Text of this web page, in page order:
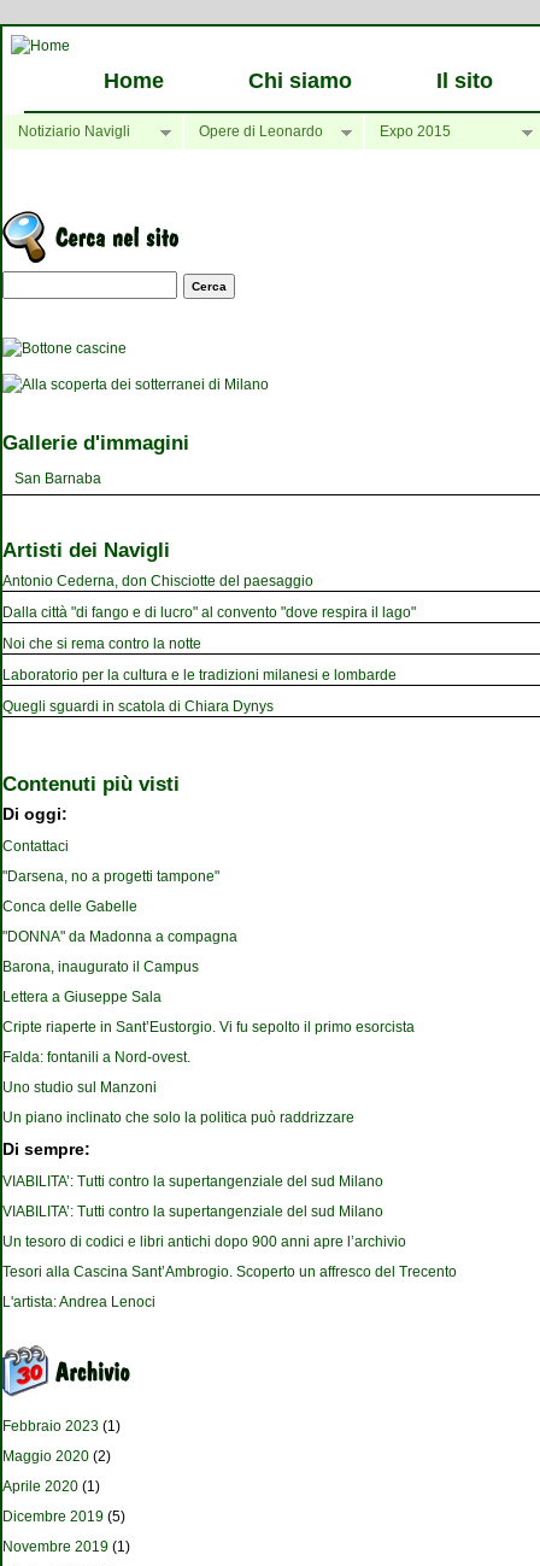
Home Chi siamo Il sito
Notiziario Navigli Opere di Leonardo Expo 2015
Maschera di ricerca
Gallerie d'immagini
San Barnaba
Artisti dei Navigli
Antonio Cederna, don Chisciotte del paesaggio
Dalla città "di fango e di lucro" al convento "dove respira il lago"
Noi che si rema contro la notte
Laboratorio per la cultura e le tradizioni milanesi e lombarde
Quegli sguardi in scatola di Chiara Dynys
Contenuti più visti
Di oggi:
Contattaci
"Darsena, no a progetti tampone"
Conca delle Gabelle
"DONNA" da Madonna a compagna
Barona, inaugurato il Campus
Lettera a Giuseppe Sala
Cripte riaperte in Sant’Eustorgio. Vi fu sepolto il primo esorcista
Falda: fontanili a Nord-ovest.
Uno studio sul Manzoni
Un piano inclinato che solo la politica può raddrizzare
Di sempre:
VIABILITA’: Tutti contro la supertangenziale del sud Milano
VIABILITA’: Tutti contro la supertangenziale del sud Milano
Un tesoro di codici e libri antichi dopo 900 anni apre l’archivio
Tesori alla Cascina Sant’Ambrogio. Scoperto un affresco del Trecento
L'artista: Andrea Lenoci
Febbraio 2023 (1)
Maggio 2020 (2)
Aprile 2020 (1)
Dicembre 2019 (5)
Novembre 2019 (1)